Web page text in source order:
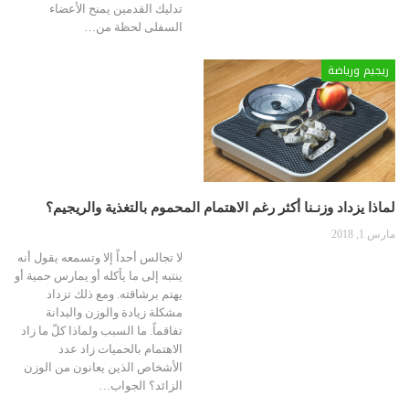
تدليك القدمين يمنح الأعضاء
السفلى لحظة من
ريجيم ورياضة
لماذا يزداد وزنـنا أكثر رغم الاهتمام المحموم بالتغذية والريجيم؟
مارس 1, 2018
لا تجالس أحداً إلا وتسمعه يقول أنه
ينتبه إلى ما يأكله أو يمارس حمية أو
يهتم برشاقته. ومع ذلك تزداد
مشكلة زيادة والوزن والبدانة
تفاقماً. ما السبب ولماذا كلّ ما زاد
الاهتمام بالحميات زاد عدد
الأشخاص الذين يعانون من الوزن
الزائد؟ الجواب…